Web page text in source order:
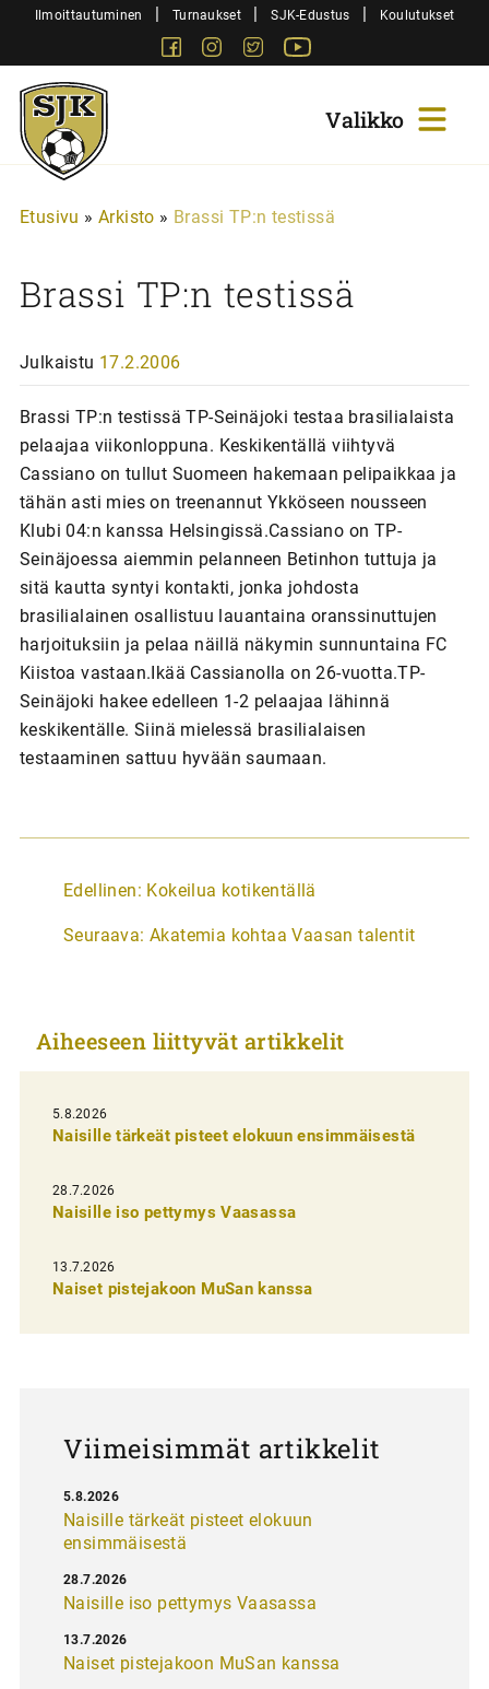
SiirryIlmoittautuminen | Turnaukset | SJK-Edustus | Koulutukset
FacebookInstagram
Twitter
Sjk-
Juniorit
Etusivu » Arkisto » Brassi TP:n testissä
Brassi TP:n testissä
Julkaistu 17.2.2006
Brassi TP:n testissä TP-Seinäjoki testaa brasilialaista
pelaajaa viikonloppuna. Keskikentällä viihtyvä
Cassiano on tullut Suomeen hakemaan pelipaikkaa ja
tähän asti mies on treenannut Ykköseen nousseen
Klubi 04:n kanssa Helsingissä.Cassiano on TP-
Seinäjoessa aiemmin pelanneen Betinhon tuttuja ja
sitä kautta syntyi kontakti, jonka johdosta
brasilialainen osallistuu lauantaina oranssinuttujen
harjoituksiin ja pelaa näillä näkymin sunnuntaina FC
Kiistoa vastaan.Ikää Cassianolla on 26-vuotta.TP-
Seinäjoki hakee edelleen 1-2 pelaajaa lähinnä
keskikentälle. Siinä mielessä brasilialaisen
testaaminen sattuu hyvään saumaan.
A
t
k
e
l
i
e
n
e
Edellinen: Kokeilua kotikentällä
Seuraava: Akatemia kohtaa Vaasan talentit
Aiheeseen liittyvät artikkelit
5.8.2026
Naisille tärkeät pisteet elokuun ensimmäisestä
28.7.2026
Naisille iso pettymys Vaasassa
13.7.2026
Naiset pistejakoon MuSan kanssa
Viimeisimmät artikkelit
Naisille tärkeät pisteet elokuun
ensimmäisestä
5.8.2026
Naisille iso pettymys Vaasassa
28.7.2026
Naiset pistejakoon MuSan kanssa
13.7.2026